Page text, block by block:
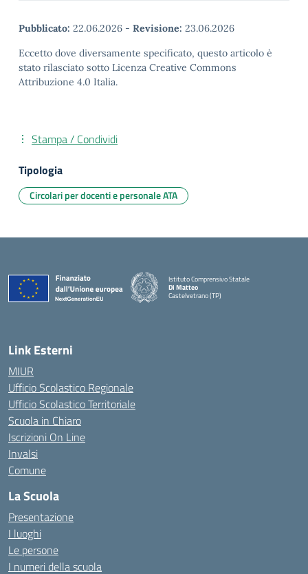
Pubblicato: 22.06.2026 - Revisione: 23.06.2026
Eccetto dove diversamente specificato, questo articolo è
stato rilasciato sotto Licenza Creative Commons
Attribuzione 4.0 Italia.
Stampa / Condividi
Tipologia
Circolari per docenti e personale ATA
Istituto Comprensivo Statale
Di Matteo
Castelvetrano (TP)
Link Esterni
MIUR
Ufficio Scolastico Regionale
Ufficio Scolastico Territoriale
Scuola in Chiaro
Iscrizioni On Line
Invalsi
Comune
La Scuola
Presentazione
I luoghi
Le persone
I numeri della scuola